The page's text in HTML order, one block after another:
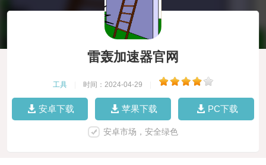
雷轰加速器官网
工具 时间：2024-04-29
安卓下载 苹果下载 PC下载
安卓市场，安全绿色